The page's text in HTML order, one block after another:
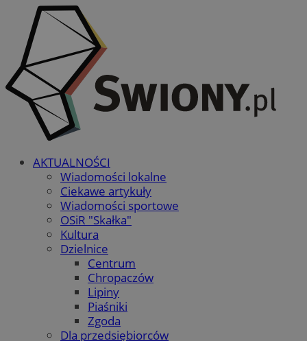
AKTUALNOŚCI
Wiadomości lokalne
Ciekawe artykuły
Wiadomości sportowe
OSiR "Skałka"
Kultura
Dzielnice
Centrum
Chropaczów
Lipiny
Piaśniki
Zgoda
Dla przedsiębiorców